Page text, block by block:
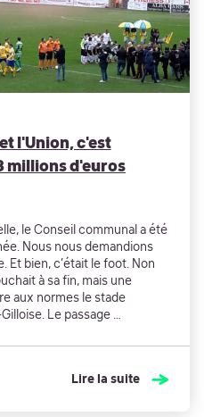
l'Union, c'est
millions d'euros
le Conseil communal a été
Nous nous demandions
bien, c’était le foot. Non
à sa fin, mais une
aux normes le stade
Le passage …
Lire la suite